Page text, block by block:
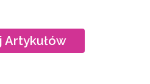
Artykułów